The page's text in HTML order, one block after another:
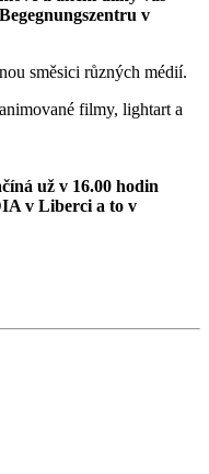
v
směsici různých médií.
filmy, lightart a
už v 16.00 hodin
v Liberci a to v